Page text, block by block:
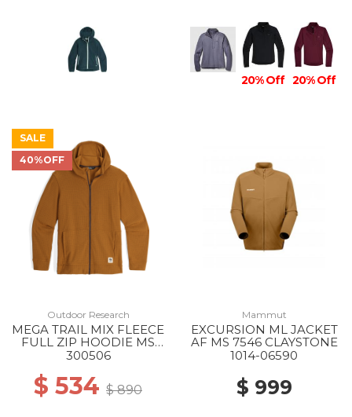
20% Off 20% Off
SALE
40%OFF
Outdoor Research
MEGA TRAIL MIX FLEECE
FULL ZIP HOODIE MS
2442 BRONZE
300506
$ 534 $ 890
Mammut
EXCURSION ML JACKET
AF MS 7546 CLAYSTONE
1014-06590
$ 999